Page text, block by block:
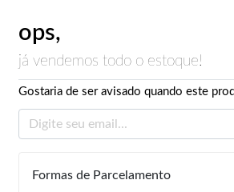
ops,
já vendemos todo o estoque!
Gostaria de ser avisado quando este
Formas de Parcelamento